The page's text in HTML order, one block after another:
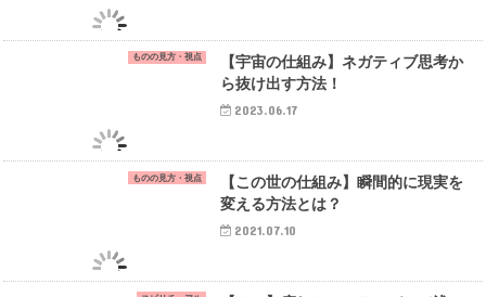
ものの見方・視点
【宇宙の仕組み】ネガティブ思考か
ら抜け出す方法！
2023.06.17
ものの見方・視点
【この世の仕組み】瞬間的に現実を
変える方法とは？
2021.07.10